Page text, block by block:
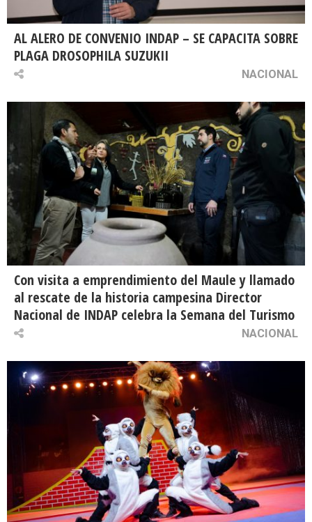
AL ALERO DE CONVENIO INDAP – SE CAPACITA SOBRE
PLAGA DROSOPHILA SUZUKII
NACIONAL
Con visita a emprendimiento del Maule y llamado
al rescate de la historia campesina Director
Nacional de INDAP celebra la Semana del Turismo
NACIONAL